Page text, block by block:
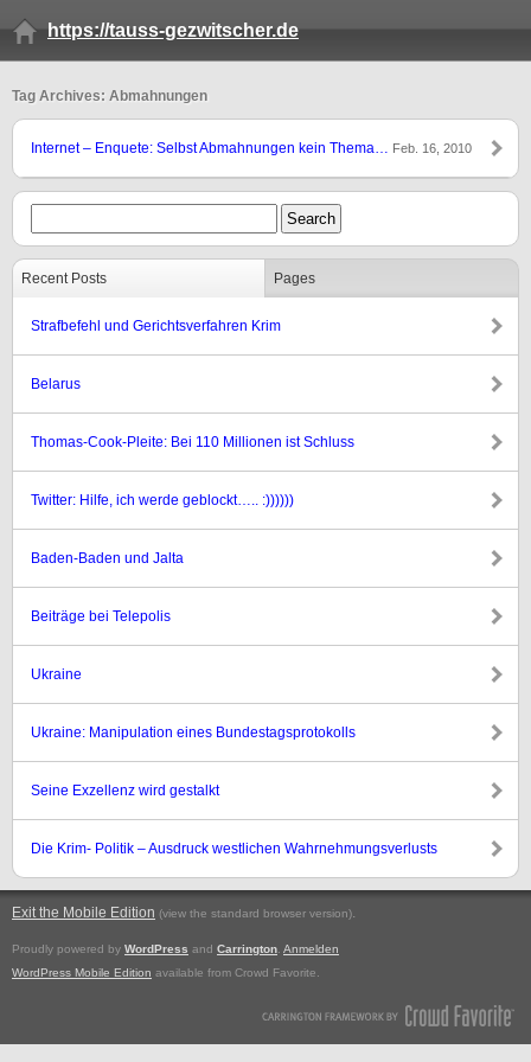
https://tauss-gezwitscher.de
Tag Archives: Abmahnungen
Internet – Enquete: Selbst Abmahnungen kein Thema… Feb. 16, 2010
Recent Posts Pages
Strafbefehl und Gerichtsverfahren Krim
Belarus
Thomas-Cook-Pleite: Bei 110 Millionen ist Schluss
Twitter: Hilfe, ich werde geblockt….. :))))))
Baden-Baden und Jalta
Beiträge bei Telepolis
Ukraine
Ukraine: Manipulation eines Bundestagsprotokolls
Seine Exzellenz wird gestalkt
Die Krim- Politik – Ausdruck westlichen Wahrnehmungsverlusts
Exit the Mobile Edition (view the standard browser version).
Proudly powered by WordPress and Carrington Anmelden
WordPress Mobile Edition available from Crowd Favorite.